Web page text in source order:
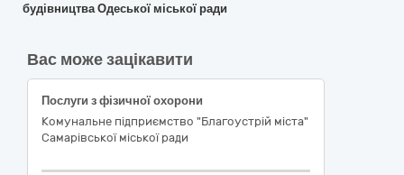
будівництва Одеської міської ради
Вас може зацікавити
Послуги з фізичної охорони
Комунальне підприємство "Благоустрій міста"
Самарівської міської ради